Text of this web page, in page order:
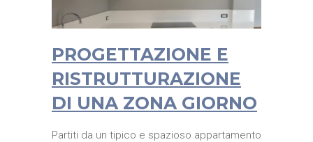
PROGETTAZIONE E
RISTRUTTURAZIONE
DI UNA ZONA GIORNO
Partiti da un tipico e spazioso appartamento